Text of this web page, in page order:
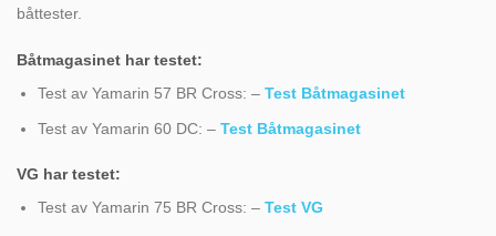
båttester.
Båtmagasinet har testet:
Test av Yamarin 57 BR Cross: – Test Båtmagasinet
Test av Yamarin 60 DC: – Test Båtmagasinet
VG har testet:
Test av Yamarin 75 BR Cross: – Test VG